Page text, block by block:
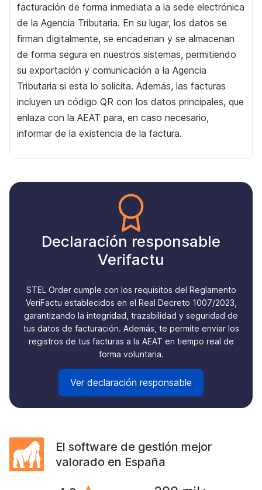
facturación de forma inmediata a la sede electrónica
de la Agencia Tributaria. En su lugar, los datos se
firman digitalmente, se encadenan y se almacenan
de forma segura en nuestros sistemas, permitiendo
su exportación y comunicación a la Agencia
Tributaria si esta lo solicita. Además, las facturas
incluyen un código QR con los datos principales, que
enlaza con la AEAT para, en caso necesario,
informar de la existencia de la factura.
Declaración responsable
Verifactu
STEL Order cumple con los requisitos del Reglamento
VeriFactu establecidos en el Real Decreto 1007/2023,
garantizando la integridad, trazabilidad y seguridad de
tus datos de facturación. Además, te permite enviar los
registros de tus facturas a la AEAT en tiempo real de
forma voluntaria.
Ver declaración responsable
El software de gestión mejor
valorado en España